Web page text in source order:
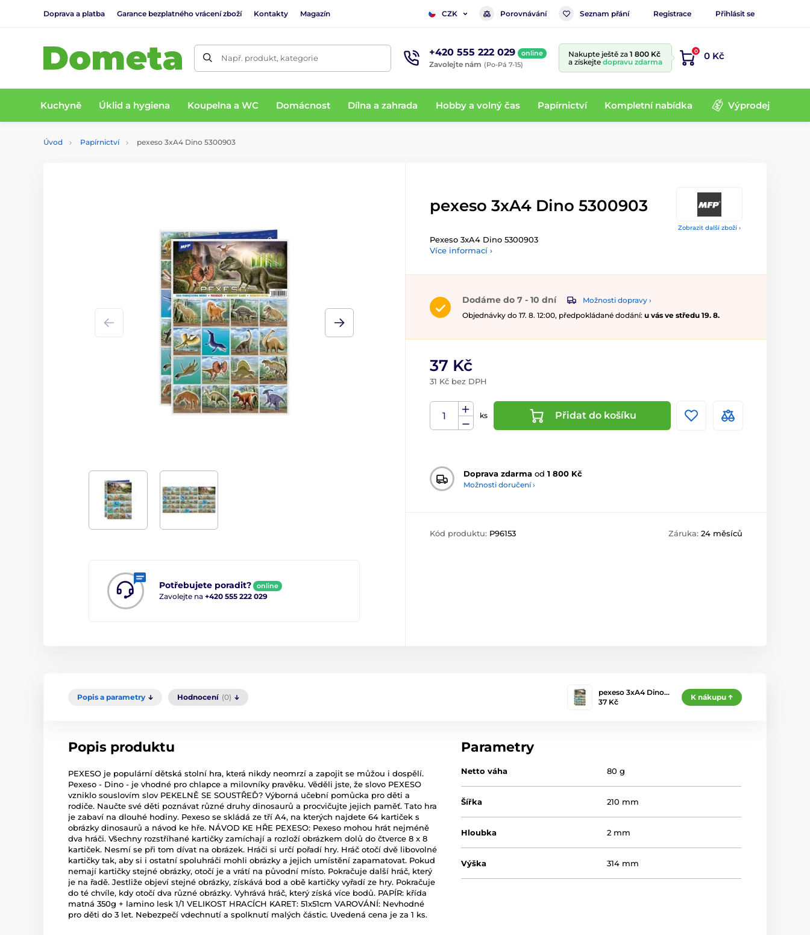
Doprava a platba Garance bezplatného vrácení zboží Kontakty Magazín CZK Porovnávání Seznam přání Registrace Přihlásit se
Např. produkt, kategorie +420 555 222 029 online
Zavolejte nám (Po-Pá 7-15)
Nakupte ještě za 1 800 Kč
a získejte dopravu zdarma
0 0 Kč
Kuchyně Úklid a hygiena Koupelna a WC Domácnost Dílna a zahrada Hobby a volný čas Papírnictví Kompletní nabídka Výprodej
Úvod Papírnictví pexeso 3xA4 Dino 5300903
Zobrazit další zboží ›
Potřebujete poradit? online
Zavolejte na +420 555 222 029
pexeso 3xA4 Dino 5300903
Pexeso 3xA4 Dino 5300903
Více informací ›
Dodáme do 7 - 10 dní
Možnosti dopravy ›
Objednávky do 17. 8. 12:00, předpokládané dodání: u vás ve středu 19. 8.
37 Kč
31 Kč bez DPH
ks Přidat do košíku
Doprava zdarma od 1 800 Kč
Možnosti doručení ›
Kód produktu: P96153 Záruka: 24 měsíců
Popis a parametry Hodnocení (0)
pexeso 3xA4 Dino…
37 Kč
K nákupu
Popis produktu
PEXESO je populární dětská stolní hra, která nikdy neomrzí a zapojit se můžou i dospělí.
Pexeso - Dino - je vhodné pro chlapce a milovníky pravěku. Věděli jste, že slovo PEXESO
vzniklo souslovím slov PEKELNĚ SE SOUSTŘEĎ? Výborná učební pomůcka pro děti a
rodiče. Naučte své děti poznávat různé druhy dinosaurů a procvičujte jejich paměť. Tato hra
je zabaví na dlouhé hodiny. Pexeso se skládá ze tří A4, na kterých najdete 64 kartiček s
obrázky dinosaurů a návod ke hře. NÁVOD KE HŘE PEXESO: Pexeso mohou hrát nejméně
dva hráči. Všechny rozstříhané kartičky zamíchají a rozloží obrázkem dolů do čtverce 8 x 8
kartiček. Nesmí se při tom dívat na obrázek. Hráči si určí pořadí hry. Hráč otočí dvě libovolné
kartičky tak, aby si i ostatní spoluhráči mohli obrázky a jejich umístění zapamatovat. Pokud
nemají kartičky stejné obrázky, otočí je a vrátí na původní místo. Pokračuje další hráč, který
je na řadě. Jestliže objeví stejné obrázky, získává bod a obě kartičky vyřadí ze hry. Pokračuje
do té chvíle, kdy otočí dva různé obrázky. Vyhrává hráč, který získá více bodů. PAPÍR: křída
matná 350g + lamino lesk 1/1 VELIKOST HRACÍCH KARET: 51x51cm VAROVÁNÍ: Nevhodné
pro děti do 3 let. Nebezpečí vdechnutí a spolknutí malých částic. Uvedená cena je za 1 ks.
Parametry
Netto váha 80 g
Šířka 210 mm
Hloubka 2 mm
Výška 314 mm